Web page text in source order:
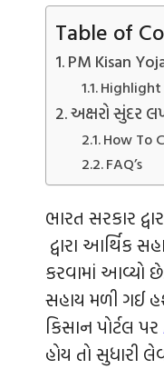
Table of
PM Kisan
Highlight
અક્ષરો સુંદર
How To
FAQ’s
ભારત સરકાર
દ્વારા આર્થિક
કરવામાં આવ્યો
સહાય મળી ગઈ
કિસાન પોર્ટલ પર
હોય તો સુધારી